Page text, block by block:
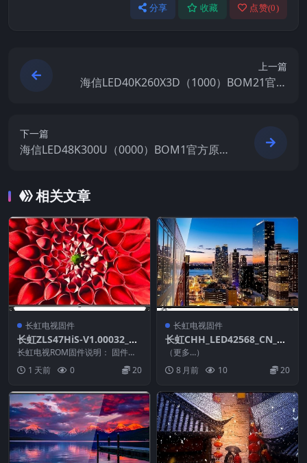
分享 收藏 点赞(0)
上一篇
海信LED40K260X3D（1000）BOM21官方
下一篇
海信LED48K300U（0000）BOM1官方原厂
相关文章
长虹电视固件
长虹ZLS47HiS-V1.00032_U
盘刷机固件
长虹电视ROM固件说明： 固件版
本：V1.00032 固件大小：386 M
升级...1 天前 0 20
长虹电视固件
长虹CHH_LED42568_CN_RT
D2648SA_PCB6172_TPT420
H2_HVN04_V2.06_2013082
4_2FD7_U盘刷机固件
（更多…）
8 月前
10 20